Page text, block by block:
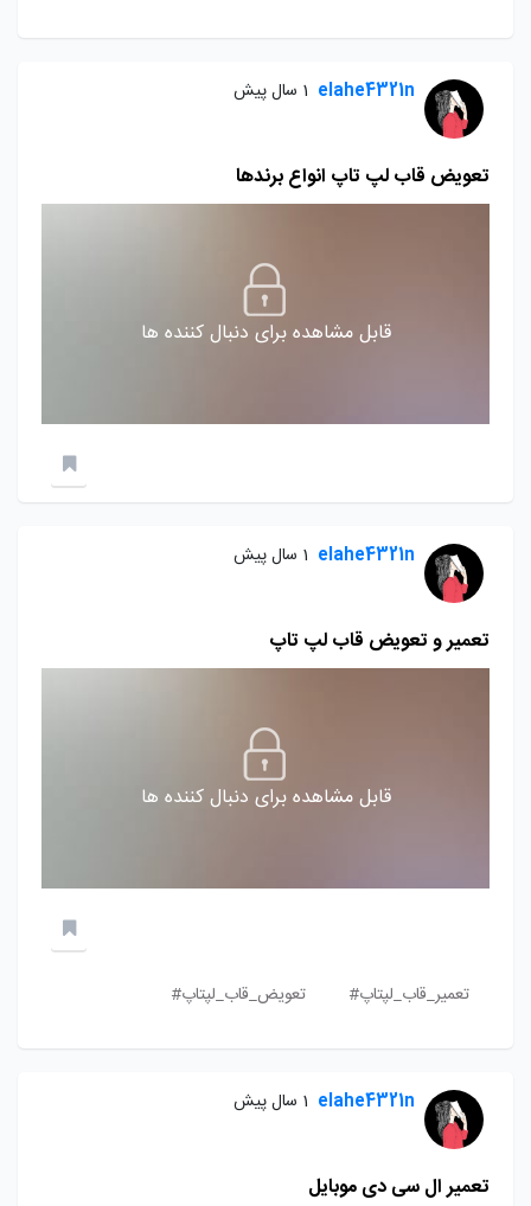
elahe4321n 1 سال پیش
تعویض قاب لپ تاپ انواع برندها
قابل مشاهده برای دنبال کننده ها
elahe4321n 1 سال پیش
تعمیر و تعویض قاب لپ تاپ
قابل مشاهده برای دنبال کننده ها
تعمیر_قاب_لپتاپ# تعویض_قاب_لپتاپ#
elahe4321n 1 سال پیش
تعمیر ال سی دی موبایل